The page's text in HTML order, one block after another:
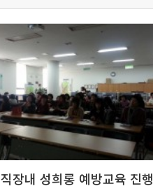
직장내 성희롱 예방교육 진행